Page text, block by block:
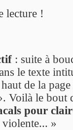
lecture !
: suite à
le texte
de la
Voilà le bout
pour
»